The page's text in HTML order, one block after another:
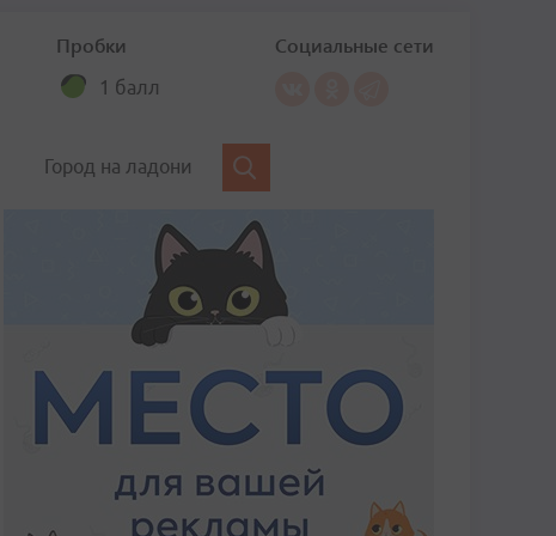
Пробки
1 балл
Социальные сети
Город на ладони